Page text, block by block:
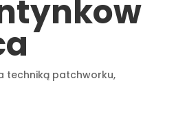
techniką patchworku,